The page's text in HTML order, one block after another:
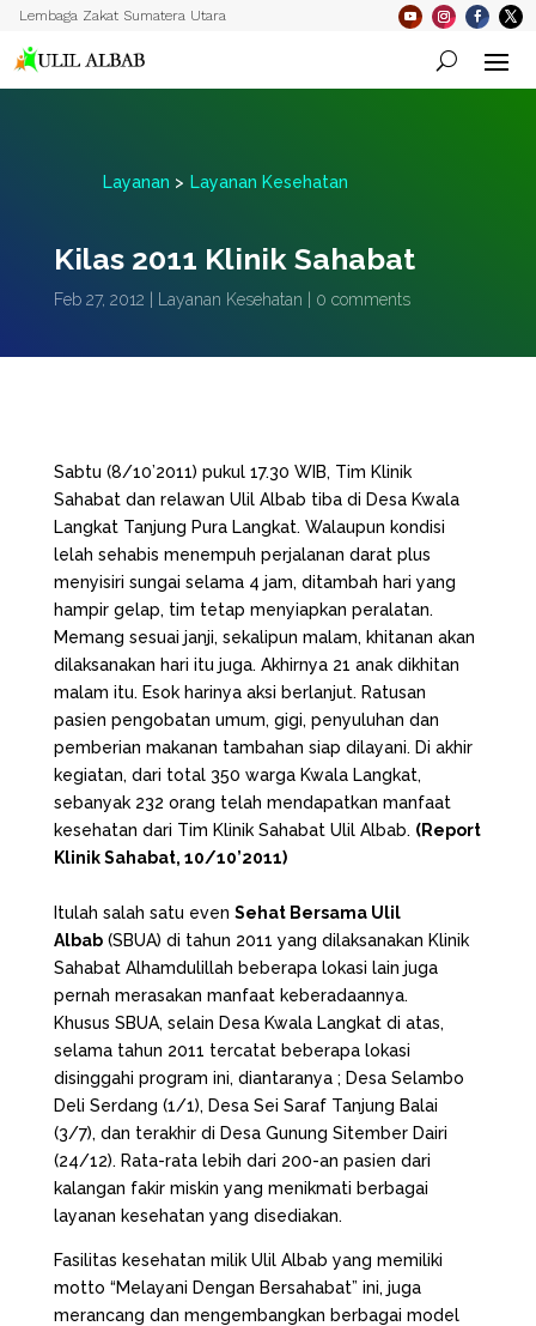
Lembaga Zakat Sumatera Utara
Layanan > Layanan Kesehatan
Kilas 2011 Klinik Sahabat
Feb 27, 2012 Layanan Kesehatan 0 comments
Sabtu (8/10’2011) pukul 17.30 WIB, Tim Klinik
Sahabat dan relawan Ulil Albab tiba di Desa Kwala
Langkat Tanjung Pura Langkat. Walaupun kondisi
lelah sehabis menempuh perjalanan darat plus
menyisiri sungai selama 4 jam, ditambah hari yang
hampir gelap, tim tetap menyiapkan peralatan.
Memang sesuai janji, sekalipun malam, khitanan akan
dilaksanakan hari itu juga. Akhirnya 21 anak dikhitan
malam itu. Esok harinya aksi berlanjut. Ratusan
pasien pengobatan umum, gigi, penyuluhan dan
pemberian makanan tambahan siap dilayani. Di akhir
kegiatan, dari total 350 warga Kwala Langkat,
sebanyak 232 orang telah mendapatkan manfaat
kesehatan dari Tim Klinik Sahabat Ulil Albab. (Report
Klinik Sahabat, 10/10’2011)
Itulah salah satu even Sehat Bersama Ulil
Albab(SBUA) di tahun 2011 yang dilaksanakan Klinik
Sahabat Alhamdulillah beberapa lokasi lain juga
pernah merasakan manfaat keberadaannya.
Khusus SBUA, selain Desa Kwala Langkat di atas,
selama tahun 2011 tercatat beberapa lokasi
disinggahi program ini, diantaranya ; Desa Selambo
Deli Serdang (1/1), Desa Sei Saraf Tanjung Balai
(3/7), dan terakhir di Desa Gunung Sitember Dairi
(24/12). Rata-rata lebih dari 200-an pasien dari
kalangan fakir miskin yang menikmati berbagai
layanan kesehatan yang disediakan.
Fasilitas kesehatan milik Ulil Albab yang memiliki
motto “Melayani Dengan Bersahabat” ini, juga
merancang dan mengembangkan berbagai model